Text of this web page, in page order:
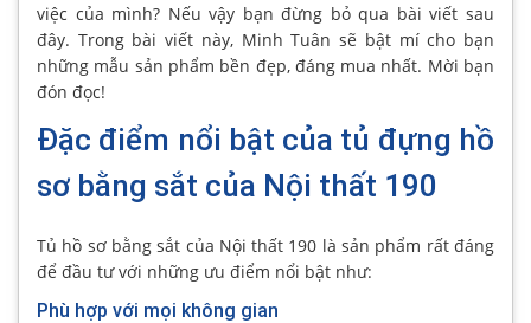
việc của mình? Nếu vậy bạn đừng bỏ qua bài viết sau
đây. Trong bài viết này, Minh Tuân sẽ bật mí cho bạn
những mẫu sản phẩm bền đẹp, đáng mua nhất. Mời bạn
đón đọc!
Đặc điểm nổi bật của tủ đựng hồ
sơ bằng sắt của Nội thất 190
Tủ hồ sơ bằng sắt của Nội thất 190 là sản phẩm rất đáng
để đầu tư với những ưu điểm nổi bật như:
Phù hợp với mọi không gian